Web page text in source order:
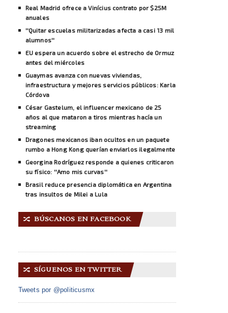
Real Madrid ofrece a Vinícius contrato por $25M
anuales
''Quitar escuelas militarizadas afecta a casi 13 mil
alumnos''
EU espera un acuerdo sobre el estrecho de Ormuz
antes del miércoles
Guaymas avanza con nuevas viviendas,
infraestructura y mejores servicios públicos: Karla
Córdova
César Gastelum, el influencer mexicano de 25
años al que mataron a tiros mientras hacía un
streaming
Dragones mexicanos iban ocultos en un paquete
rumbo a Hong Kong querían enviarlos ilegalmente
Georgina Rodríguez responde a quienes criticaron
su físico: ''Amo mis curvas''
Brasil reduce presencia diplomática en Argentina
tras insultos de Milei a Lula
🔀 BÚSCANOS EN FACEBOOK
🔀 SÍGUENOS EN TWITTER
Tweets por @politicusmx